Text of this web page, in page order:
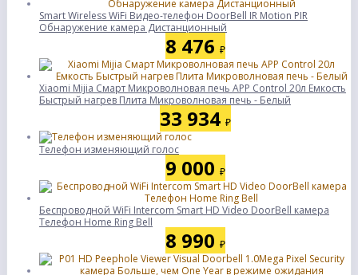
Smart Wireless WiFi Видео-телефон DoorBell IR Motion PIR
Обнаружение камера Дистанционный
8 476 ₽
Xiaomi Mijia Смарт Микроволновая печь APP Control 20л Емкость
Быстрый нагрев Плита Микроволновая печь - Белый
33 934 ₽
Телефон изменяющий голос
9 000 ₽
Беспроводной WiFi Intercom Smart HD Video DoorBell камера
Телефон Home Ring Bell
8 990 ₽